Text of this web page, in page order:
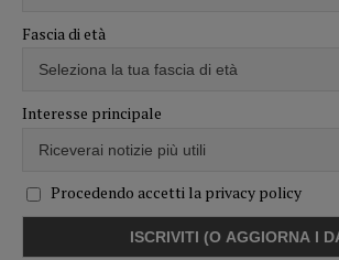
Fascia di età
Interesse principale
Procedendo accetti la privacy policy